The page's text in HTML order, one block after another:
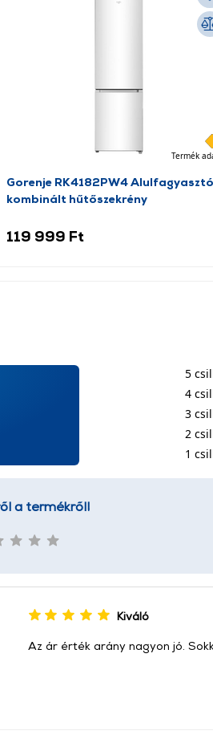
Termék
Gorenje RK4182PW4
kombinált hűtőszekrény
119 999 Ft
5
4
3
2
1
a termékről!
Kiváló
Az ár érték arány nagyon jó.